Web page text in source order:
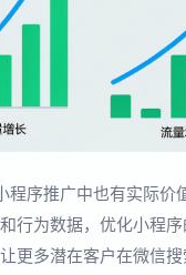
程序推广中也有实际价
行为数据，优化小程
更多潜在客户在微信